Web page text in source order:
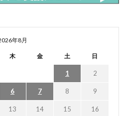
年8月
木 金 土 日
1 2
6 7 8 9
13 14 15 16